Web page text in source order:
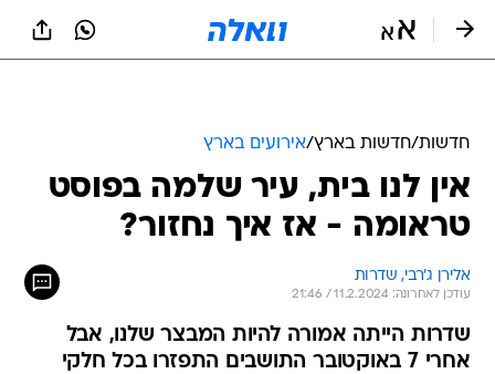
חדשות/חדשות בארץ/אירועים בארץ
אין לנו בית, עיר שלמה בפוסט
טראומה - אז איך נחזור?
אלירן ג'רבי, שדרות
עודכן לאחרונה: 11.2.2024 / 21:46
שדרות הייתה אמורה להיות המבצר שלנו, אבל
אחרי 7 באוקטובר התושבים התפזרו בכל חלקי